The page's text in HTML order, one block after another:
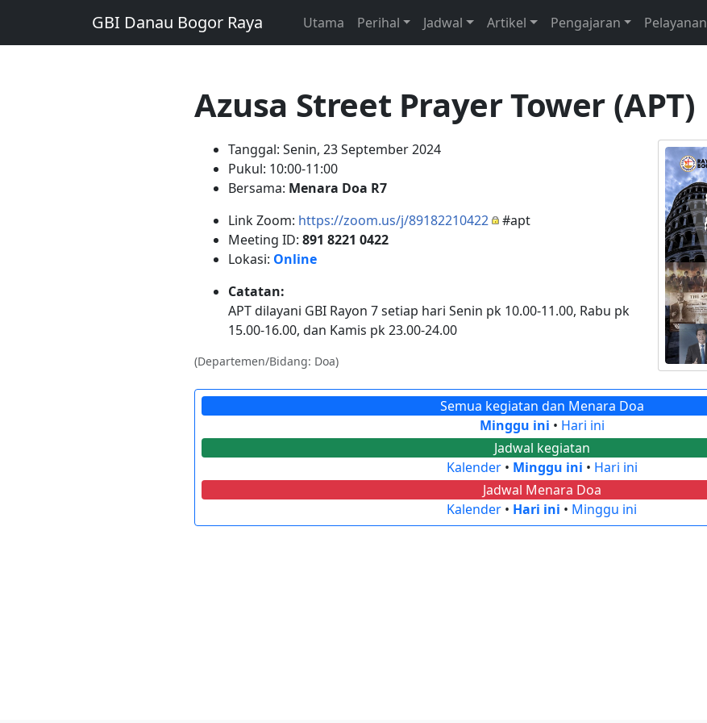
GBI Danau Bogor Raya Utama Perihal Jadwal Artikel Pengajaran Pelayanan
Azusa Street Prayer Tower (APT)
Tanggal: Senin, 23 September 2024
Pukul: 10:00-11:00
Bersama: Menara Doa R7
Link Zoom: https://zoom.us/j/89182210422 #apt
Meeting ID: 891 8221 0422
Lokasi: Online
Catatan:
APT dilayani GBI Rayon 7 setiap hari Senin pk 10.00-11.00, Rabu pk
15.00-16.00, dan Kamis pk 23.00-24.00
(Departemen/Bidang: Doa)
Semua kegiatan dan Menara Doa
Minggu ini • Hari ini
Jadwal kegiatan
Kalender• Minggu ini • Hari ini
Jadwal Menara Doa
Kalender • Hari ini • Minggu ini